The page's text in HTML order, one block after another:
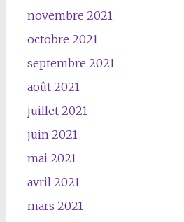
novembre 2021
octobre 2021
septembre 2021
août 2021
juillet 2021
juin 2021
mai 2021
avril 2021
mars 2021